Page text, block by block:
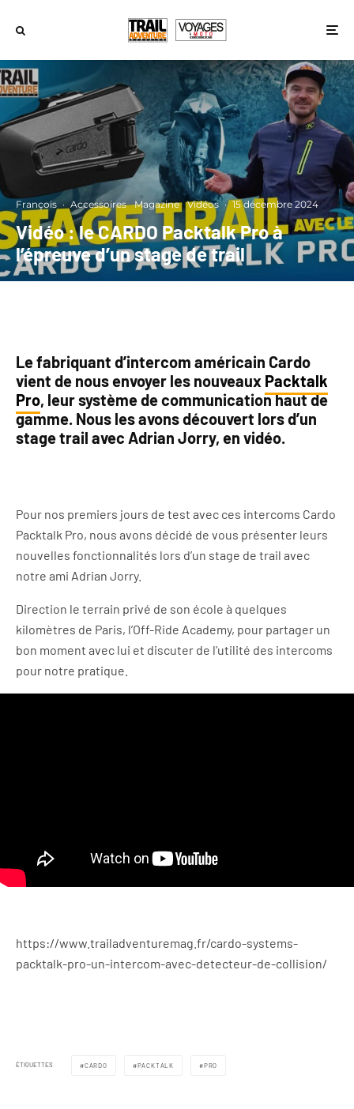
François · Accessoires Magazine Vidéos · 15 décembre 2024
Vidéo : le CARDO Packtalk Pro à
l’épreuve d’un stage de trail
Le fabriquant d’intercom américain Cardo
vient de nous envoyer les nouveaux Packtalk
Pro, leur système de communication haut de
gamme. Nous les avons découvert lors d’un
stage trail avec Adrian Jorry, en vidéo.
Pour nos premiers jours de test avec ces intercoms Cardo
Packtalk Pro, nous avons décidé de vous présenter leurs
nouvelles fonctionnalités lors d’un stage de trail avec
notre ami Adrian Jorry.
Direction le terrain privé de son école à quelques
kilomètres de Paris, l’Off-Ride Academy, pour partager un
bon moment avec lui et discuter de l’utilité des intercoms
pour notre pratique.
https://www.trailadventuremag.fr/cardo-systems-
packtalk-pro-un-intercom-avec-detecteur-de-collision/
ÉTIQUETTES CARDO PACKTALK PRO